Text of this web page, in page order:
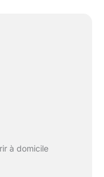
à domicile